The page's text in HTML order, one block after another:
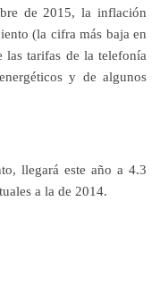
de 2015, la inflación
(la cifra más baja en
tarifas de la telefonía
y de algunos
llegará este año a 4.3
a la de 2014.